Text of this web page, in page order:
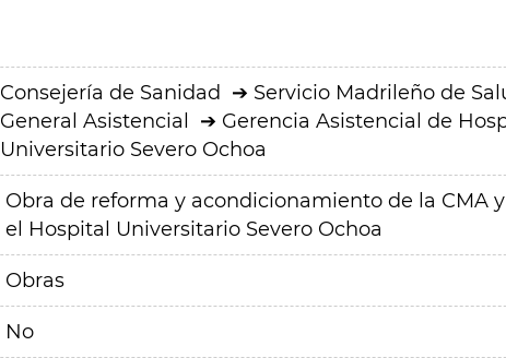
Consejería de Sanidad Servicio Madrileño de
General Asistencial
Gerencia Asistencial de
Universitario Severo Ochoa
Obra de reforma y acondicionamiento de la CMA
el Hospital Universitario Severo Ochoa
Obras
No